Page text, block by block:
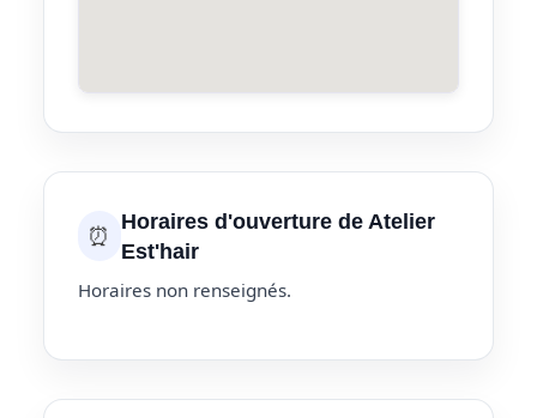
⏰
Horaires d'ouverture de Atelier
Est'hair
Horaires non renseignés.